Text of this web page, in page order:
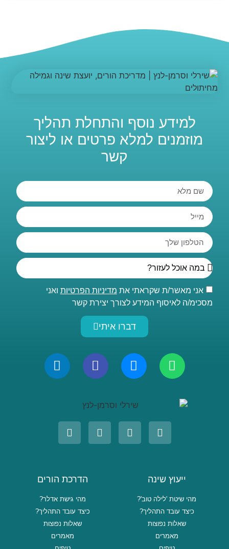
למידע נוסף והתחלת תהליך
מוזמנים למלא פרטים או ליצור
קשר
אני מאשר/ת שקראתי את מדיניות הפרטיות ואני
מסכימ/ה לאיסוף המידע לצורך יצירת קשר
דברו איתי
ייעוץ שינה
מהי שיטת 'לילה טוב'?
כיצד עובד התהליך?
שאלות נפוצות
מאמרים
הדרכת הורים
מהי גישת אדלר?
כיצד עובד התהליך?
שאלות נפוצות
מאמרים